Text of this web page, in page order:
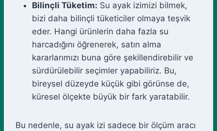
Bilinçli Tüketim: Su ayak izimizi bilmek,
bizi daha bilinçli tüketiciler olmaya teşvik
eder. Hangi ürünlerin daha fazla su
harcadığını öğrenerek, satın alma
kararlarımızı buna göre şekillendirebilir ve
sürdürülebilir seçimler yapabiliriz. Bu,
bireysel düzeyde küçük gibi görünse de,
küresel ölçekte büyük bir fark yaratabilir.
Bu nedenle, su ayak izi sadece bir ölçüm aracı